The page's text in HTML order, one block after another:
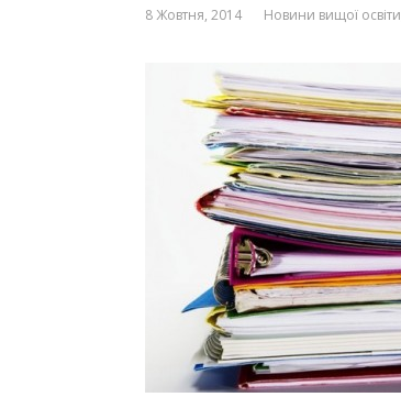
8 Жовтня, 2014 Новини вищої освіти